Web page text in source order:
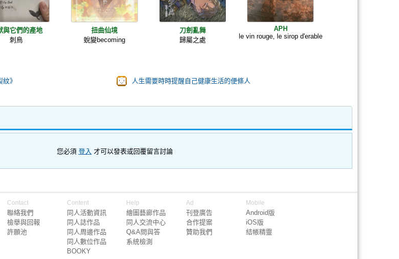
與它們的產地
刺鳥
扭曲仙境
蛻變becoming
刀劍亂舞
歸屬之處
APH
le vin rouge, le sirop d'erable
》 人生需要時時提醒自己健康生活的便條人
您必須 登入 才可以發表或回覆留言討論
Contact
聯絡我們
檢舉與回報
許願池
Content
同人活動資訊
同人誌作品
同人周邊作品
同人數位作品
BOOKY
Help
繪圖藝廊作品
同人交流中心
Q&A問與答
系統檢測
Ad
刊登廣告
合作提案
贊助我們
Mobile
Android版
iOS版
結帳精靈